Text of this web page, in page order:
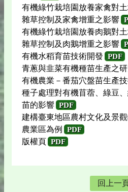
有機綠竹栽培園放養家禽對土
雜草控制及家禽增重之影響
有機綠竹栽培園放養肉鵝對土
雜草控制及肉鵝增重之影響
有機水稻育苗技術開發 PDF
青蔥與韭菜有機種苗生產之
有機農業－番茄穴盤苗生產
種子處理對有機苜蓿、綠豆
苗的影響 PDF
建構臺東地區農村文化及景
農業區為例
PDF
版權頁 PDF
回上一